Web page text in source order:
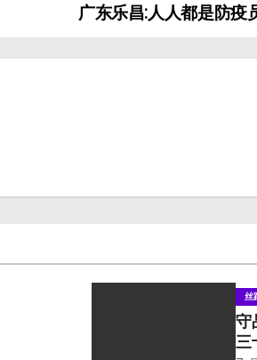
广东乐昌:人人都是防疫
丝
守
三